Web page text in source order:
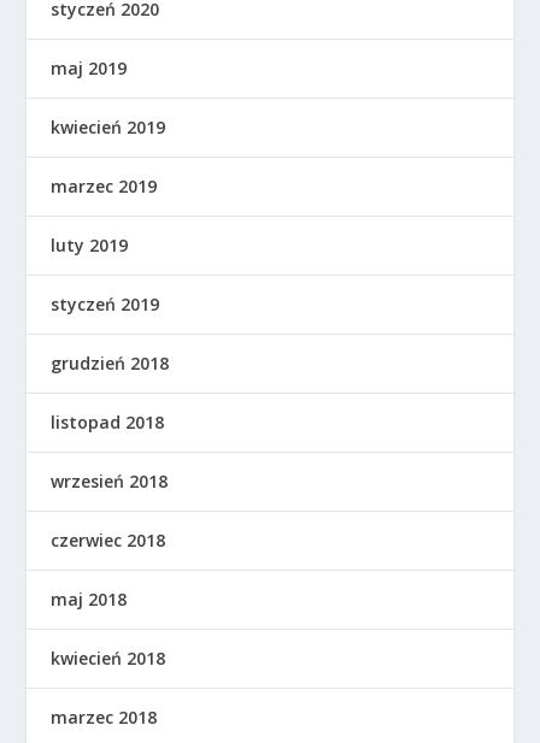
styczeń 2020
maj 2019
kwiecień 2019
marzec 2019
luty 2019
styczeń 2019
grudzień 2018
listopad 2018
wrzesień 2018
czerwiec 2018
maj 2018
kwiecień 2018
marzec 2018